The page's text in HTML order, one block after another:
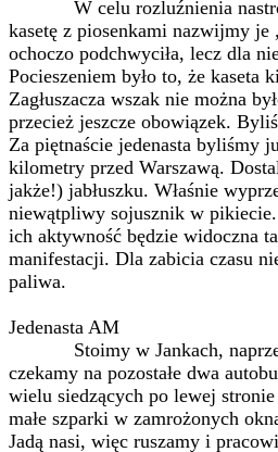
W celu rozluźnienia
kasetę z piosenkami nazwijmy
ochoczo podchwyciła, lecz dla
Pocieszeniem było to, że kaseta
Zagłuszacza wszak nie można
przecież jeszcze obowiązek.
Za piętnaście jedenasta byliśmy
kilometry przed Warszawą.
jakże!) jabłuszku. Właśnie
niewątpliwy sojusznik w
ich aktywność będzie widoczna
manifestacji. Dla zabicia czasu
paliwa.
Jedenasta AM
Stoimy w Jankach,
czekamy na pozostałe dwa
wielu siedzących po lewej
małe szparki w zamrożonych
Jadą nasi, więc ruszamy i